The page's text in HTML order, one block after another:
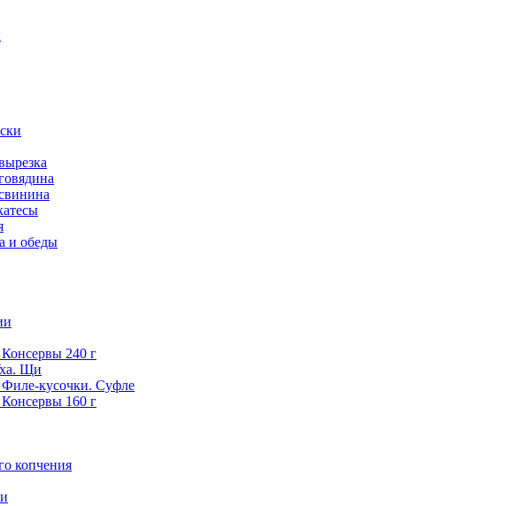
и обеды
240 г
Щи
кусочки. Суфле
160 г
копчения